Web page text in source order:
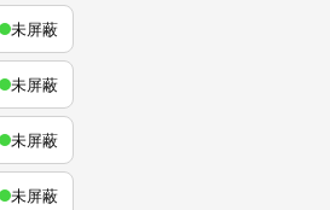
未屏蔽
未屏蔽
未屏蔽
未屏蔽